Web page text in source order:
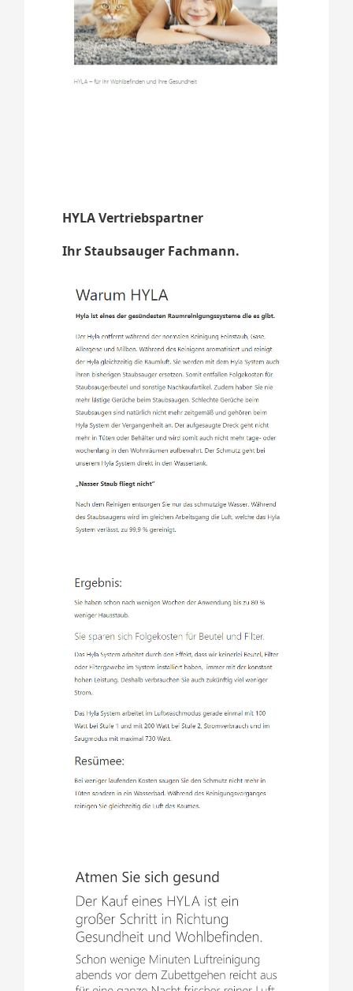
HYLA Vertriebspartner
Ihr Staubsauger Fachmann.